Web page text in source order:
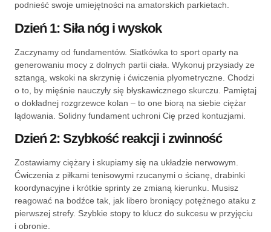
podnieść swoje umiejętności na amatorskich parkietach.
Dzień 1: Siła nóg i wyskok
Zaczynamy od fundamentów. Siatkówka to sport oparty na
generowaniu mocy z dolnych partii ciała. Wykonuj przysiady ze
sztangą, wskoki na skrzynię i ćwiczenia plyometryczne. Chodzi
o to, by mięśnie nauczyły się błyskawicznego skurczu. Pamiętaj
o dokładnej rozgrzewce kolan – to one biorą na siebie ciężar
lądowania. Solidny fundament uchroni Cię przed kontuzjami.
Dzień 2: Szybkość reakcji i zwinność
Zostawiamy ciężary i skupiamy się na układzie nerwowym.
Ćwiczenia z piłkami tenisowymi rzucanymi o ścianę, drabinki
koordynacyjne i krótkie sprinty ze zmianą kierunku. Musisz
reagować na bodźce tak, jak libero broniący potężnego ataku z
pierwszej strefy. Szybkie stopy to klucz do sukcesu w przyjęciu
i obronie.